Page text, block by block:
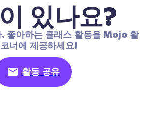
있나요?
. 좋아하는 클래스 활동을 Mojo 활
너에 제공하세요!
활동 공유